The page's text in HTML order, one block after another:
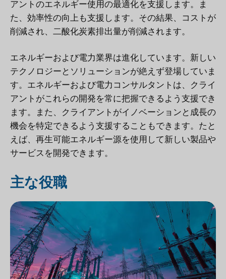
アントのエネルギー使用の最適化を支援します。ま
た、効率性の向上も支援します。その結果、コストが
削減され、二酸化炭素排出量が削減されます。
エネルギーおよび電力業界は進化しています。新しい
テクノロジーとソリューションが絶えず登場していま
す。エネルギーおよび電力コンサルタントは、クライ
アントがこれらの開発を常に把握できるよう支援でき
ます。また、クライアントがイノベーションと成長の
機会を特定できるよう支援することもできます。たと
えば、再生可能エネルギー源を使用して新しい製品や
サービスを開発できます。
主な役職